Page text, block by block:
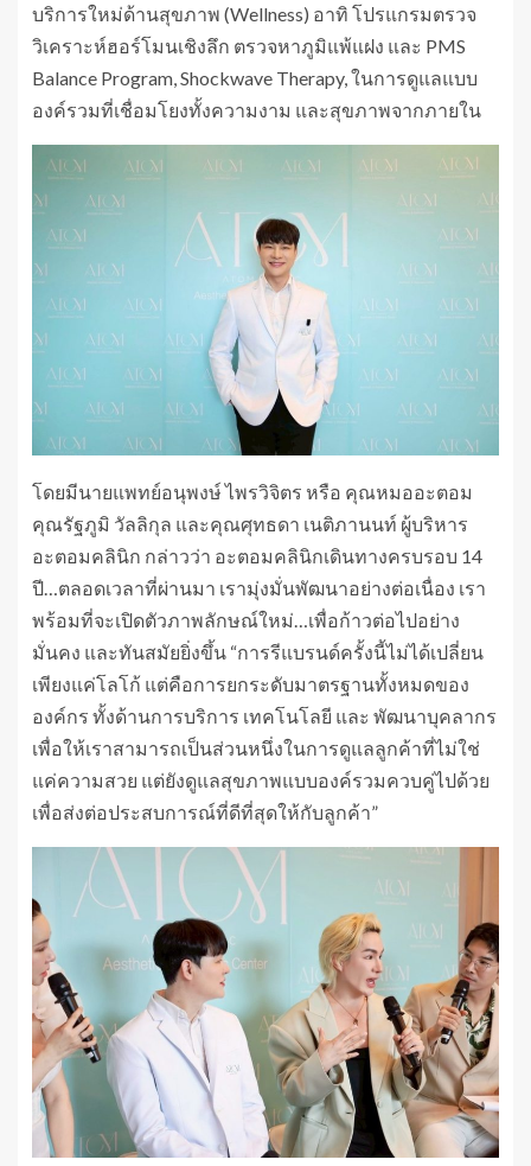
บริการใหม่ด้านสุขภาพ (Wellness) อาทิ โปรแกรมตรวจ
วิเคราะห์ฮอร์โมนเชิงลึก ตรวจหาภูมิแพ้แฝง และ PMS
Balance Program, Shockwave Therapy, ในการดูแลแบบ
องค์รวมที่เชื่อมโยงทั้งความงาม และสุขภาพจากภายใน
โดยมีนายแพทย์อนุพงษ์ ไพรวิจิตร หรือ คุณหมออะตอม
คุณรัฐภูมิ วัลลิกุล และคุณศุทธดา เนติภานนท์ ผู้บริหาร
อะตอมคลินิก กล่าวว่า อะตอมคลินิกเดินทางครบรอบ 14
ปี…ตลอดเวลาที่ผ่านมา เรามุ่งมั่นพัฒนาอย่างต่อเนื่อง เรา
พร้อมที่จะเปิดตัวภาพลักษณ์ใหม่…เพื่อก้าวต่อไปอย่าง
มั่นคง และทันสมัยยิ่งขึ้น “การรีแบรนด์ครั้งนี้ไม่ได้เปลี่ยน
เพียงแค่โลโก้ แต่คือการยกระดับมาตรฐานทั้งหมดของ
องค์กร ทั้งด้านการบริการ เทคโนโลยี และ พัฒนาบุคลากร
เพื่อให้เราสามารถเป็นส่วนหนึ่งในการดูแลลูกค้าที่ไม่ใช่
แค่ความสวย แต่ยังดูแลสุขภาพแบบองค์รวมควบคู่ไปด้วย
เพื่อส่งต่อประสบการณ์ที่ดีที่สุดให้กับลูกค้า”